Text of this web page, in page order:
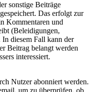
sonstige Beiträge
Das erfolgt zur
Kommentaren und
(Beleidigungen,
In diesem Fall kann der
Beitrag belangt werden
interessiert.
Nutzer abonniert werden.